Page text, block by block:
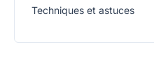
Techniques et astuces